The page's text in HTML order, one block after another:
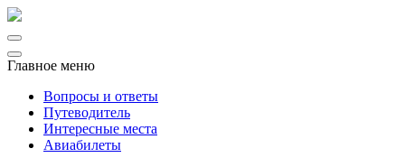
Главное меню
Вопросы и ответы
Путеводитель
Интересные места
Авиабилеты